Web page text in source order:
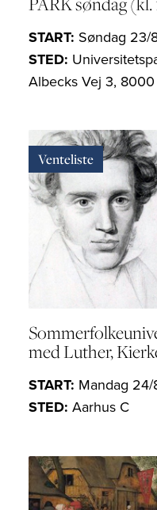
START: Søndag 23/
STED:
Albecks Vej 3,
Venteliste
med Luther,
START: Mandag 24/
STED: Aarhus C